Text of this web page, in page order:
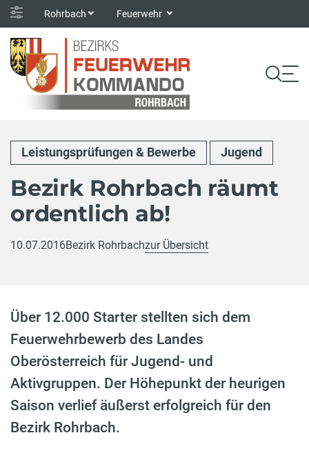
Rohrbach Feuerwehr
Leistungsprüfungen & Bewerbe Jugend
Bezirk Rohrbach räumt
ordentlich ab!
10.07.2016Bezirk Rohrbachzur Übersicht
Über 12.000 Starter stellten sich dem
Feuerwehrbewerb des Landes
Oberösterreich für Jugend- und
Aktivgruppen. Der Höhepunkt der heurigen
Saison verlief äußerst erfolgreich für den
Bezirk Rohrbach.